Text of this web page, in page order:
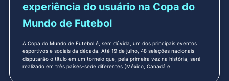
experiência do usuário na Copa do
Mundo de Futebol
A Copa do Mundo de Futebol é, sem dúvida, um dos principais eventos
esportivos e sociais da década. Até 19 de julho, 48 seleções nacionais
disputarão o título em um torneio que, pela primeira vez na história, será
realizado em três países-sede diferentes (México, Canadá e